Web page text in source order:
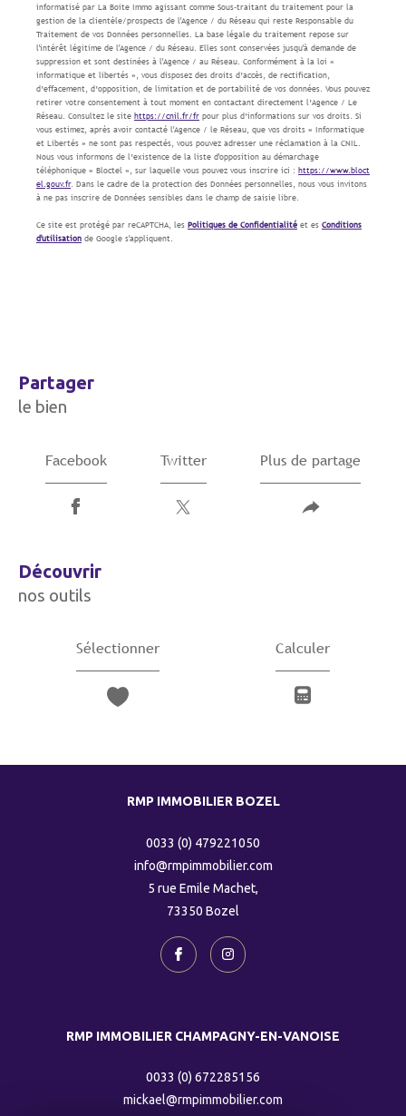
informatisé par La Boite Immo agissant comme Sous-traitant du traitement pour la
gestion de la clientèle/prospects de l'Agence / du Réseau qui reste Responsable du
Traitement de vos Données personnelles. La base légale du traitement repose sur
l'intérêt légitime de l'Agence / du Réseau. Elles sont conservées jusqu'à demande de
suppression et sont destinées à l'Agence / au Réseau. Conformément à la loi «
informatique et libertés », vous disposez des droits d’accès, de rectification,
d’effacement, d’opposition, de limitation et de portabilité de vos données. Vous pouvez
retirer votre consentement à tout moment en contactant directement l’Agence / Le
Réseau. Consultez le site https://cnil.fr/fr pour plus d’informations sur vos droits. Si
vous estimez, après avoir contacté l'Agence / le Réseau, que vos droits « Informatique
et Libertés » ne sont pas respectés, vous pouvez adresser une réclamation à la CNIL.
Nous vous informons de l’existence de la liste d'opposition au démarchage
téléphonique « Bloctel », sur laquelle vous pouvez vous inscrire ici : https://www.bloct
el.gouv.fr. Dans le cadre de la protection des Données personnelles, nous vous invitons
à ne pas inscrire de Données sensibles dans le champ de saisie libre.
Ce site est protégé par reCAPTCHA, les Politiques de Confidentialité et es Conditions
d'utilisation de Google s'appliquent.
partager
le bien
Facebook Twitter Plus de partage
découvrir
nos outils
Sélectionner Calculer
RMP IMMOBILIER BOZEL
0033 (0) 479221050
info@rmpimmobilier.com
5 rue Emile Machet,
73350
bozel
RMP IMMOBILIER CHAMPAGNY-EN-VANOISE
0033 (0) 672285156
mickael@rmpimmobilier.com